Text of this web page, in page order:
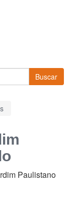
Buscar
Paulistano